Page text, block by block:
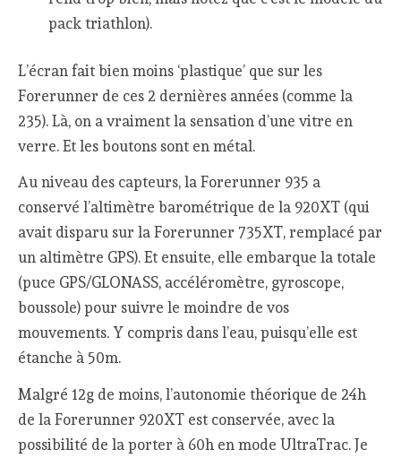
pack triathlon).
L’écran fait bien moins ‘plastique’ que sur les
Forerunner de ces 2 dernières années (comme la
235). Là, on a vraiment la sensation d’une vitre en
verre. Et les boutons sont en métal.
Au niveau des capteurs, la Forerunner 935 a
conservé l’altimètre barométrique de la 920XT (qui
avait disparu sur la Forerunner 735XT, remplacé par
un altimètre GPS). Et ensuite, elle embarque la totale
(puce GPS/GLONASS, accéléromètre, gyroscope,
boussole) pour suivre le moindre de vos
mouvements. Y compris dans l’eau, puisqu’elle est
étanche à 50m.
Malgré 12g de moins, l’autonomie théorique de 24h
de la Forerunner 920XT est conservée, avec la
possibilité de la porter à 60h en mode UltraTrac. Je